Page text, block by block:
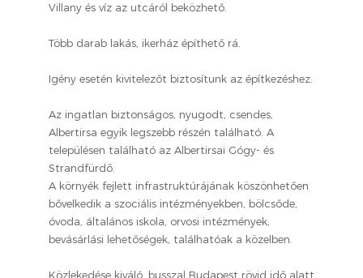
Villany és víz az utcáról beközhető.
Több darab lakás, ikerház építhető rá.
Igény esetén kivitelezőt biztosítunk az építkezéshez.
Az ingatlan biztonságos, nyugodt, csendes,
Albertirsa egyik legszebb részén található. A
településen található az Albertirsai Gógy- és
Strandfürdő.
A környék fejlett infrastruktúrájának köszönhetően
bővelkedik a szociális intézményekben, bölcsőde,
óvoda, általános iskola, orvosi intézmények,
bevásárlási lehetőségek, találhatóak a közelben.
Közlekedése kiváló, busszal Budapest rövid idő alatt